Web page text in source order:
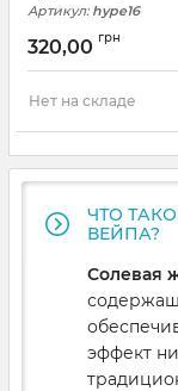
Артикул:hype16
320,00 грн
Нет на складе
ЧТО
ВЕЙПА?
Солевая
эффект